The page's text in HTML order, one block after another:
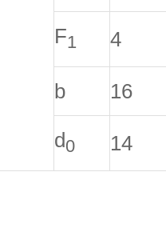
F1 4
b 16
d0 14